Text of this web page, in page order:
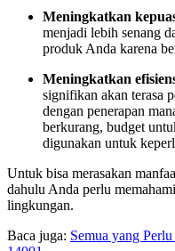
Meningkatkan
menjadi lebih senang
produk Anda karena
Meningkatkan
signifikan akan terasa
dengan penerapan
berkurang, budget
digunakan untuk
Untuk bisa merasakan
dahulu Anda perlu
lingkungan.
Baca juga: Semua yang